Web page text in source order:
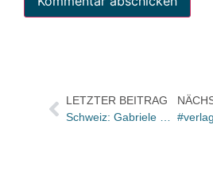
LETZTER BEITRAG
Schweiz: Gabriele Schmidt übernimmt Fischer-Vertretung von Ulrich Nebroj